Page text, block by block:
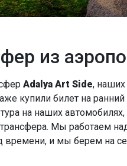
из
Adalya Art Side,
купили билет на
на наших
Мы работаем
времени, и мы берем на